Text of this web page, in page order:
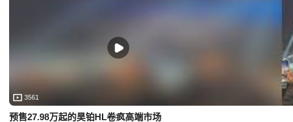
3561
预售27.98万起的昊铂HL卷疯高端市场